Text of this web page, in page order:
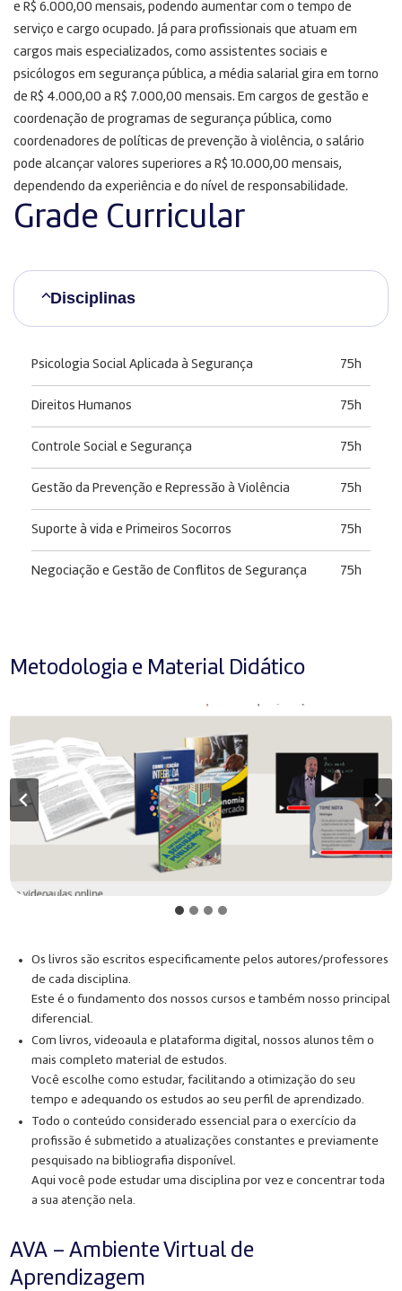
e R$ 6.000,00 mensais, podendo aumentar com o tempo de
serviço e cargo ocupado. Já para profissionais que atuam em
cargos mais especializados, como assistentes sociais e
psicólogos em segurança pública, a média salarial gira em torno
de R$ 4.000,00 a R$ 7.000,00 mensais. Em cargos de gestão e
coordenação de programas de segurança pública, como
coordenadores de políticas de prevenção à violência, o salário
pode alcançar valores superiores a R$ 10.000,00 mensais,
dependendo da experiência e do nível de responsabilidade.
Grade Curricular
Disciplinas
Psicologia Social Aplicada à Segurança 75h
Direitos Humanos 75h
Controle Social e Segurança 75h
Gestão da Prevenção e Repressão à Violência 75h
Suporte à vida e Primeiros Socorros 75h
Negociação e Gestão de Conflitos de Segurança 75h
Metodologia e Material Didático
Os livros são escritos especificamente pelos autores/professores
de cada disciplina.
Este é o fundamento dos nossos cursos e também nosso principal
diferencial.
Com livros, videoaula e plataforma digital, nossos alunos têm o
mais completo material de estudos.
Você escolhe como estudar, facilitando a otimização do seu
tempo e adequando os estudos ao seu perfil de aprendizado.
Todo o conteúdo considerado essencial para o exercício da
profissão é submetido a atualizações constantes e previamente
pesquisado na bibliografia disponível.
Aqui você pode estudar uma disciplina por vez e concentrar toda
a sua atenção nela.
AVA – Ambiente Virtual de
Aprendizagem